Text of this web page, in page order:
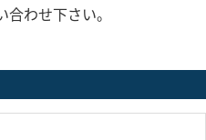
下さい。